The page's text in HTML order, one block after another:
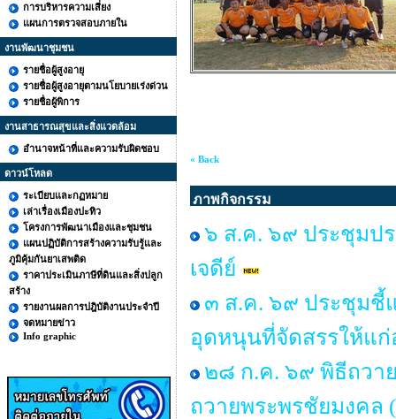
การบริหารความเสี่ยง
แผนการตรวจสอบภายใน
งานพัฒนาชุมชน
รายชื่อผู้สูงอายุ
รายชื่อผู้สูงอายุตามนโยบายเร่งด่วน
รายชื่อผู้พิการ
งานสาธารณสุขและสิ่งแวดล้อม
อำนาจหน้าที่และความรับผิดชอบ
ดาวน์โหลด
ระเบียบและกฏหมาย
เล่าเรื่องเมืองปะทิว
โครงการพัฒนาเมืองและชุมชน
แผนปฏิบัติการสร้างความรับรู้และ
ภูมิคุ้มกันยาเสพติด
ราคาประเมินภาษีที่ดินและสิ่งปลูก
สร้าง
รายงานผลการปฎิบัติงานประจำปี
จดหมายข่าว
Info graphic
« Back
ภาพกิจกรรม
๖ ส.ค. ๖๙ ประชุมป
เจดีย์
๓ ส.ค. ๖๙ ประชุมชี้
อุดหนุนที่จัดสรรให้แก่
๒๘ ก.ค. ๖๙ พิธีถวา
ถวายพระพรชัยมงคล